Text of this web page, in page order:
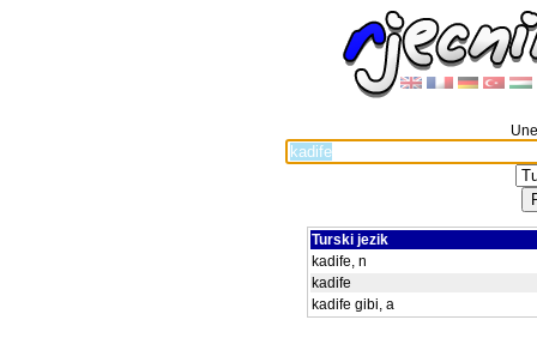
Turski jezik
kadife, n
kadife
kadife gibi, a